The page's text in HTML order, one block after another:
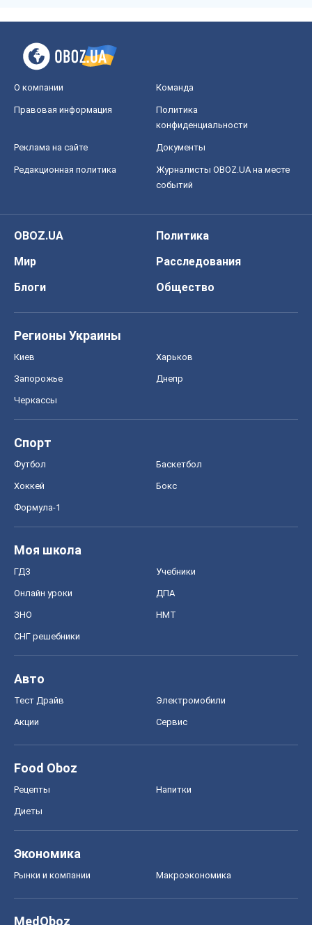
О компании Команда
Правовая информация
Политика
конфиденциальности
Реклама на сайте Документы
Редакционная политика
Журналисты OBOZ.UA на месте
событий
OBOZ.UA
Политика
Мир
Расследования
Блоги
Общество
Регионы Украины
Киев Харьков
Запорожье Днепр
Черкассы
Спорт
Футбол Баскетбол
Хоккей Бокс
Формула-1
Моя школа
ГДЗ Учебники
Онлайн уроки ДПА
ЗНО НМТ
СНГ решебники
Авто
Тест Драйв Электромобили
Акции Сервис
Food Oboz
Рецепты Напитки
Диеты
Экономика
Рынки и компании Mакроэкономика
MedOboz